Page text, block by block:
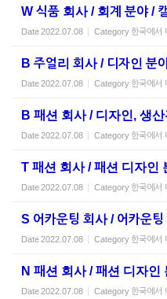
W 식품 회사 / 회계 분야 /
Date2022.07.08 Category 한국에서
B 주얼리 회사 / 디자인 분
Date2022.07.08 Category 한국에서
B 패션 회사 / 디자인, 생
Date2022.07.08 Category 한국에서
T 패션 회사 / 패션 디자인
Date2022.07.08 Category 한국에서
S 어카운팅 회사 / 어카운
Date2022.07.08 Category 한국에서
N 패션 회사 / 패션 디자인
Date2022.07.08 Category 한국에서